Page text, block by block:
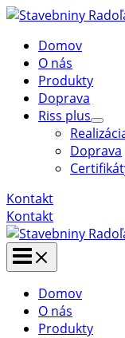
Preskočiť
obsahDomov
O nás
Produkty
Doprava
Riss plus
Menu
Doprava
Kontakt
Kontakt
Main
Menu
Domov
O nás
Produkty